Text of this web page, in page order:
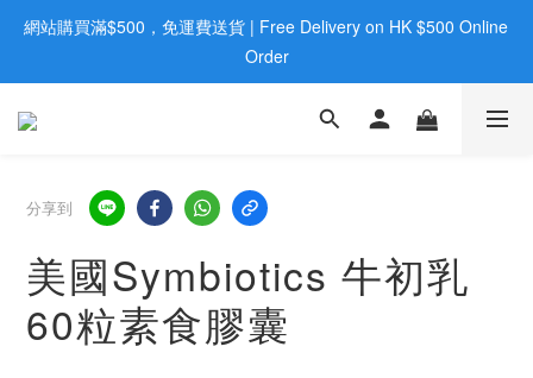
歡迎親臨旺角店購買：旺角弼街20號12樓B  |  RealDeal 保健品 |
WhatsApp 9560 0709
網站購買滿$500，免運費送貨 | Free Delivery on HK $500 Online
Order
歡迎親臨旺角店購買：旺角弼街20號12樓B  |  RealDeal 保健品 |
分享到
美國Symbiotics 牛初乳
60粒素食膠囊